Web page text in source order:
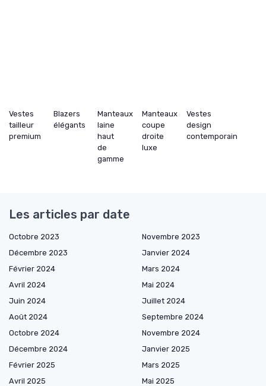
Vestes
tailleur
premium
Blazers
élégants
Manteaux
laine
haut
de
gamme
Manteaux
coupe
droite
luxe
Vestes
design
contemporain
Les articles par date
Octobre 2023
Novembre 2023
Décembre 2023
Janvier 2024
Février 2024
Mars 2024
Avril 2024
Mai 2024
Juin 2024
Juillet 2024
Août 2024
Septembre 2024
Octobre 2024
Novembre 2024
Décembre 2024
Janvier 2025
Février 2025
Mars 2025
Avril 2025
Mai 2025